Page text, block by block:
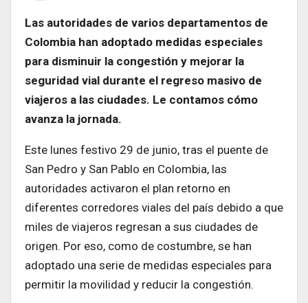
Las autoridades de varios departamentos de
Colombia han adoptado medidas especiales
para disminuir la congestión y mejorar la
seguridad vial durante el regreso masivo de
viajeros a las ciudades. Le contamos cómo
avanza la jornada.
Este lunes festivo 29 de junio, tras el puente de
San Pedro y San Pablo en Colombia, las
autoridades activaron el plan retorno en
diferentes corredores viales del país debido a que
miles de viajeros regresan a sus ciudades de
origen. Por eso, como de costumbre, se han
adoptado una serie de medidas especiales para
permitir la movilidad y reducir la congestión.